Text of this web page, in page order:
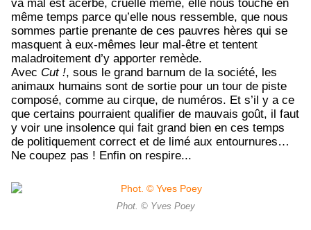
va mal est acerbe, cruelle même, elle nous touche en
même temps parce qu’elle nous ressemble, que nous
sommes partie prenante de ces pauvres hères qui se
masquent à eux-mêmes leur mal-être et tentent
maladroitement d’y apporter remède.
Avec Cut !, sous le grand barnum de la société, les
animaux humains sont de sortie pour un tour de piste
composé, comme au cirque, de numéros. Et s’il y a ce
que certains pourraient qualifier de mauvais goût, il faut
y voir une insolence qui fait grand bien en ces temps
de politiquement correct et de limé aux entournures…
Ne coupez pas ! Enfin on respire...
Phot. © Yves Poey